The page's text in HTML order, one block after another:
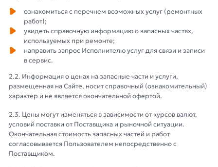
ознакомиться с перечнем возможных услуг (ремонтных
работ);
увидеть справочную информацию о запасных частях,
используемых при ремонте;
направить запрос Исполнителю услуг для связи и записи
в сервис.
2.2. Информация о ценах на запасные части и услуги,
размещенная на Сайте, носит справочный (ознакомительный)
характер и не является окончательной офертой.
2.3. Цены могут изменяться в зависимости от курсов валют,
условий поставки от Поставщика и рыночной ситуации.
Окончательная стоимость запасных частей и работ
согласовывается Пользователем непосредственно с
Поставщиком.